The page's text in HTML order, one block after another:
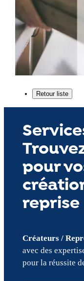
pour
reprise
Créateurs /
avec des
pour la réussite